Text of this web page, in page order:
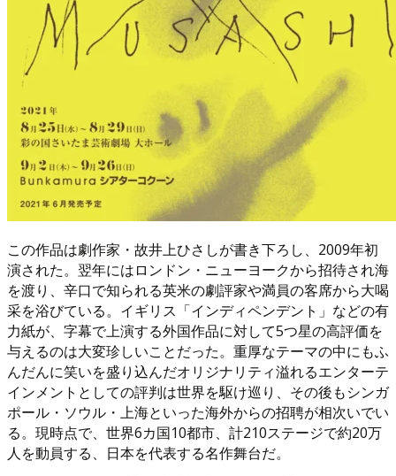
この作品は劇作家・故井上ひさしが書き下ろし、2009年初
演された。翌年にはロンドン・ニューヨークから招待され海
を渡り、辛口で知られる英米の劇評家や満員の客席から大喝
采を浴びている。イギリス「インディペンデント」などの有
力紙が、字幕で上演する外国作品に対して5つ星の高評価を
与えるのは大変珍しいことだった。重厚なテーマの中にもふ
んだんに笑いを盛り込んだオリジナリティ溢れるエンターテ
インメントとしての評判は世界を駆け巡り、その後もシンガ
ポール・ソウル・上海といった海外からの招聘が相次いでい
る。現時点で、世界6カ国10都市、計210ステージで約20万
人を動員する、日本を代表する名作舞台だ。